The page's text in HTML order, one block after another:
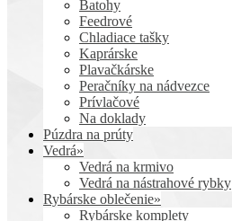
Batohy
Feedrové
Chladiace tašky
Kaprárske
Plavačkárske
Peračníky na nádvezce
Prívlačové
Na doklady
Púzdra na prúty
Vedrá»
Vedrá na krmivo
Vedrá na nástrahové rybky
Rybárske oblečenie»
Rybárske komplety